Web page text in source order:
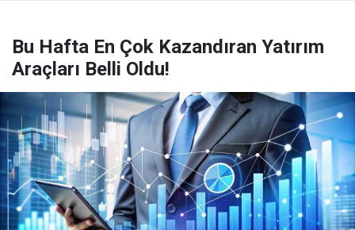
Bu Hafta En Çok Kazandıran Yatırım
Araçları Belli Oldu!